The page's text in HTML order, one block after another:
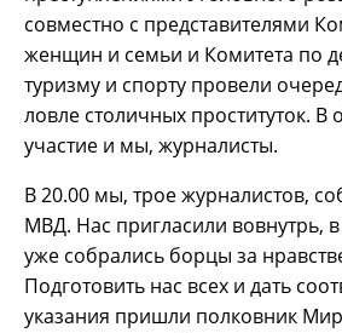
совместно с представителями
женщин и семьи и Комитета по
туризму и спорту провели
ловле столичных проституток. В
участие и мы, журналисты.
В 20.00 мы, трое журналистов,
МВД. Нас пригласили вовнутрь,
уже собрались борцы за
Подготовить нас всех и дать
указания пришли полковник